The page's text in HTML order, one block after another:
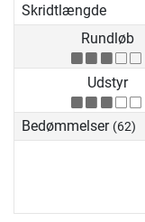
Skridtlængde
Rundløb
Udstyr
Bedømmelser (62)